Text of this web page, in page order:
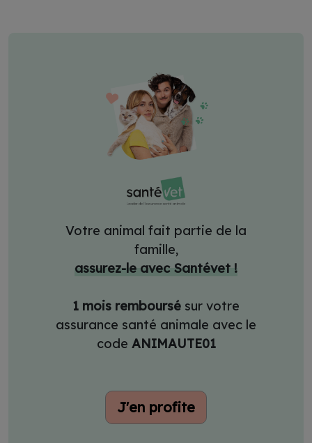
Votre animal fait partie de la
famille,
assurez-le avec Santévet !
1 mois remboursé sur votre
assurance santé animale avec le
code ANIMAUTE01
J'en profite